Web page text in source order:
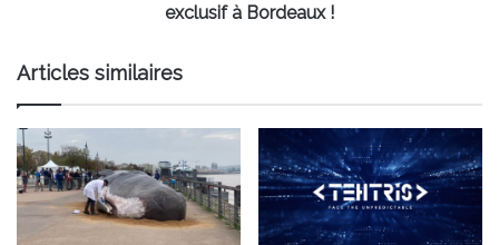
!
exclusif à Bordeaux !
Articles similaires